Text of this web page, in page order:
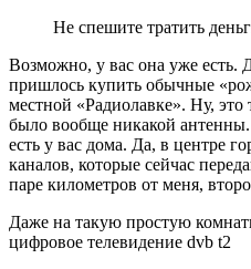
Не спешите тратить
Возможно, у вас она уже есть.
пришлось купить обычные
местной «Радиолавке». Ну, это
было вообще никакой
есть у вас дома. Да, в центре
каналов, которые сейчас
паре километров от меня,
Даже на такую простую
цифровое телевидение dvb t2